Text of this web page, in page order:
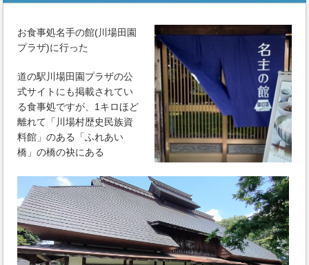
お食事処名手の館(川場田園
プラザ)に行った
道の駅川場田園プラザの公
式サイトにも掲載されてい
る食事処ですが、1キロほど
離れて「川場村歴史民族資
料館」のある「ふれあい
橋」の橋の袂にある